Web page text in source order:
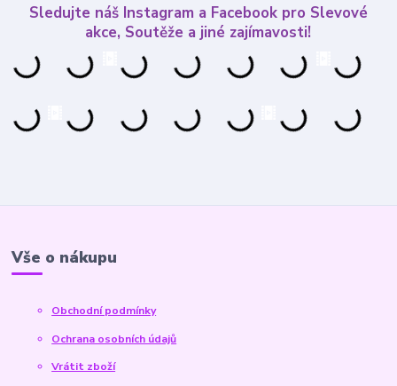
Sledujte náš Instagram a Facebook pro Slevové
akce, Soutěže a jiné zajímavosti!
Vše o nákupu
Obchodní podmínky
Ochrana osobních údajů
Vrátit zboží